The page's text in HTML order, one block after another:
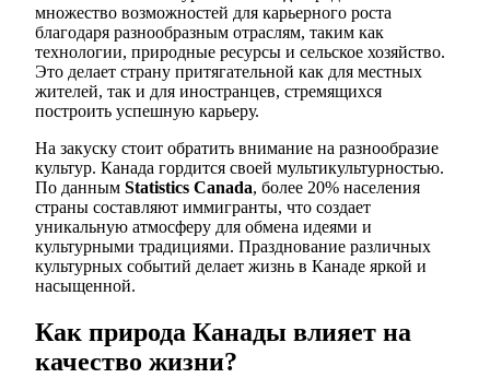
множество возможностей для карьерного роста
благодаря разнообразным отраслям, таким как
технологии, природные ресурсы и сельское хозяйство.
Это делает страну притягательной как для местных
жителей, так и для иностранцев, стремящихся
построить успешную карьеру.
На закуску стоит обратить внимание на разнообразие
культур. Канада гордится своей мультикультурностью.
По данным Statistics Canada, более 20% населения
страны составляют иммигранты, что создает
уникальную атмосферу для обмена идеями и
культурными традициями. Празднование различных
культурных событий делает жизнь в Канаде яркой и
насыщенной.
Как природа Канады влияет на
качество жизни?